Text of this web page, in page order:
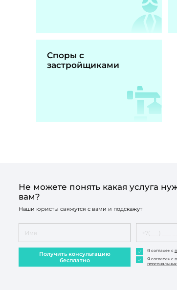
Споры с
застройщиками
Не можете понять какая услуга
вам?
Наши юристы свяжутся с вами и подскажут
Получить консультацию
бесплатно
Я согласен с
Я согласен с